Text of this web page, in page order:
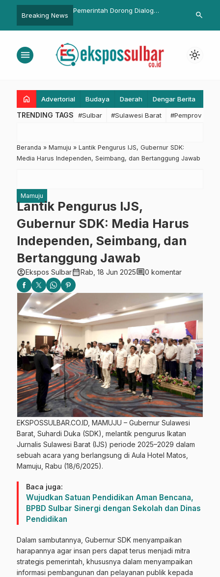
Breaking News
Dorong Dialog
antara Warga dan PT.
Sumber Lestari Demi
yang Kondusif
Sekretariat DPRD Sulbar Terima
Perkuat Sinergi Penyusunan
search
menu light_mode
home Advertorial Budaya Daerah Dengar Berita
TRENDING TAGS #Sulbar #Sulawesi Barat #Pemprov
Beranda » Mamuju » Lantik Pengurus IJS, Gubernur SDK:
Media Harus Independen, Seimbang, dan Bertanggung Jawab
Mamuju
Lantik Pengurus IJS,
Gubernur SDK: Media Harus
Independen, Seimbang, dan
Bertanggung Jawab
account_circleEkspos Sulbarcalendar_monthRab, 18 Jun 2025comment0 komentar
EKSPOSSULBAR.CO.ID, MAMUJU – Gubernur Sulawesi
Barat, Suhardi Duka (SDK), melantik pengurus Ikatan
Jurnalis Sulawesi Barat (IJS) periode 2025–2029 dalam
sebuah acara yang berlangsung di Aula Hotel Matos,
Mamuju, Rabu (18/6/2025).
Baca juga:
Wujudkan Satuan Pendidikan Aman Bencana,
BPBD Sulbar Sinergi dengan Sekolah dan Dinas
Pendidikan
Dalam sambutannya, Gubernur SDK menyampaikan
harapannya agar insan pers dapat terus menjadi mitra
strategis pemerintah, khususnya dalam menyampaikan
informasi pembangunan dan pelayanan publik kepada